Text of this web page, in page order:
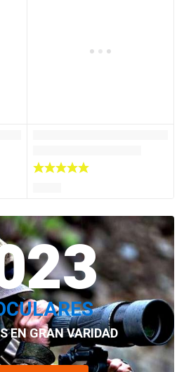
EN GRAN VARIDAD